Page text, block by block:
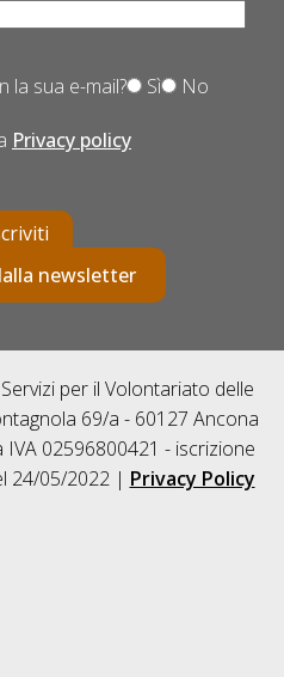
la sua e-mail? Sì No
Privacy policy
newsletter
per il Volontariato delle
69/a - 60127 Ancona
IVA 02596800421 - iscrizione
24/05/2022 | Privacy Policy